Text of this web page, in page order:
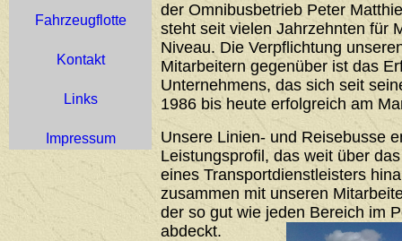
Fahrzeugflotte
Kontakt
Links
Impressum
der Omnibusbetrieb Peter
steht seit vielen Jahrzehnten für
Niveau. Die Verpflichtung
Mitarbeitern gegenüber ist das
Unternehmens, das sich seit
1986 bis heute erfolgreich am
Unsere Linien- und Reisebusse
Leistungsprofil, das weit über
eines Transportdienstleisters
zusammen mit unseren
der so gut wie jeden Bereich im
abdeckt.